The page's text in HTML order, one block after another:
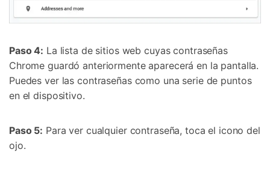
Paso 4: La lista de sitios web cuyas contraseñas
Chrome guardó anteriormente aparecerá en la pantalla.
Puedes ver las contraseñas como una serie de puntos
en el dispositivo.
Paso 5: Para ver cualquier contraseña, toca el icono del
ojo.